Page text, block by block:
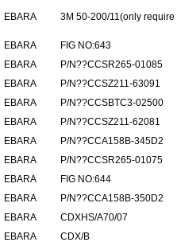
EBARA 3M 50-200/11(only require
EBARA
FIG NO:643
EBARA
P/N??CCSR265-01085
EBARA
P/N??CCSZ211-63091
EBARA
P/N??CCSBTC3-02500
EBARA
P/N??CCSZ211-62081
EBARA
P/N??CCA158B-345D2
EBARA
P/N??CCSR265-01075
EBARA
FIG NO:644
EBARA
P/N??CCA158B-350D2
EBARA
CDXHS/A70/07
EBARA
CDX/B